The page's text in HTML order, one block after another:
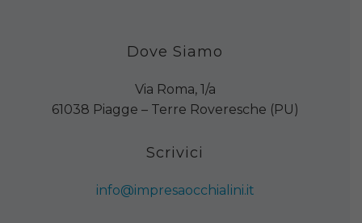
Dove Siamo
Via Roma, 1/a
61038 Piagge – Terre Roveresche (PU)
Scrivici
info@impresaocchialini.it